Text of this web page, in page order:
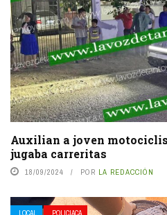
Auxilian a joven
jugaba carreritas
18/09/2024 POR LA REDACCIÓN